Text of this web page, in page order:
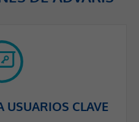
USUARIOS CLAVE